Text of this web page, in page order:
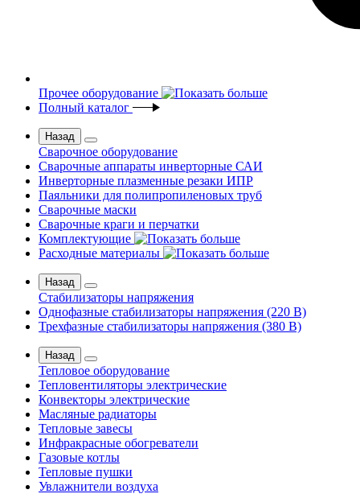
Прочее оборудование
Полный каталог
Назад
Сварочное оборудование
Сварочные аппараты инверторные САИ
Инверторные плазменные резаки ИПР
Паяльники для полипропиленовых труб
Сварочные маски
Сварочные краги и перчатки
Комплектующие
Расходные материалы
Назад
Стабилизаторы напряжения
Однофазные стабилизаторы напряжения (220 В)
Трехфазные стабилизаторы напряжения (380 В)
Назад
Тепловое оборудование
Тепловентиляторы электрические
Конвекторы электрические
Масляные радиаторы
Тепловые завесы
Инфракрасные обогреватели
Газовые котлы
Тепловые пушки
Увлажнители воздуха